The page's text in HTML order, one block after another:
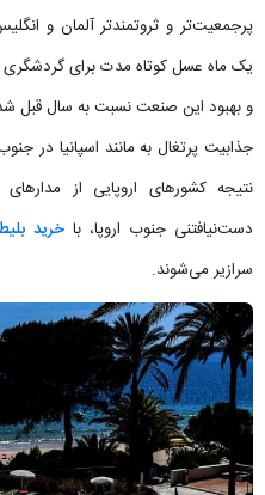
پرجمعیت‌تر و ثروتمندتر آلمان و
یک ماه عسل کوتاه مدت برای
و بهبود این صنعت نسبت به سال قبل
جذابیت پرتغال به مانند اسپانیا در
نتیجه کشورهای اروپایی از
دست‌نیافتنی جنوب اروپا، با خرید
سرازیر می‌شوند.